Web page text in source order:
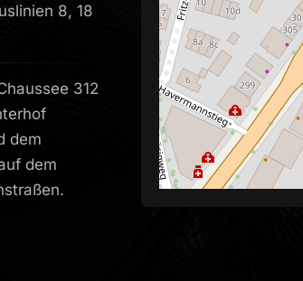
Verlangen in reale
8, 18
312
dem
dem